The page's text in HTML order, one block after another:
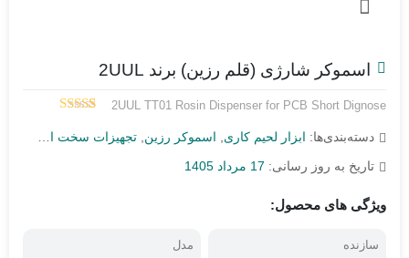
اسموکر شارژی (قلم رزین) برند 2UUL
2UUL TT01 Rosin Dispenser for PCB Short Dignose
از 5 امتیاز دسته‌بندی‌ها: ابزار لحیم کاری اسموکر رزین تجهیزات سخت افزاری
تاریخ به روز رسانی: 17 مرداد 1405
ویژگی های محصول:
سازنده
مدل